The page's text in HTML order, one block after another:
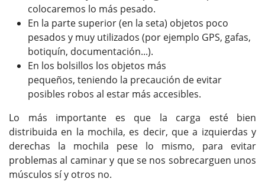
colocaremos lo más pesado.
En la parte superior (en la seta) objetos poco
pesados y muy utilizados (por ejemplo GPS, gafas,
botiquín, documentación...).
En los bolsillos los objetos más
pequeños, teniendo la precaución de evitar
posibles robos al estar más accesibles.
Lo más importante es que la carga esté bien
distribuida en la mochila, es decir, que a izquierdas y
derechas la mochila pese lo mismo, para evitar
problemas al caminar y que se nos sobrecarguen unos
músculos sí y otros no.